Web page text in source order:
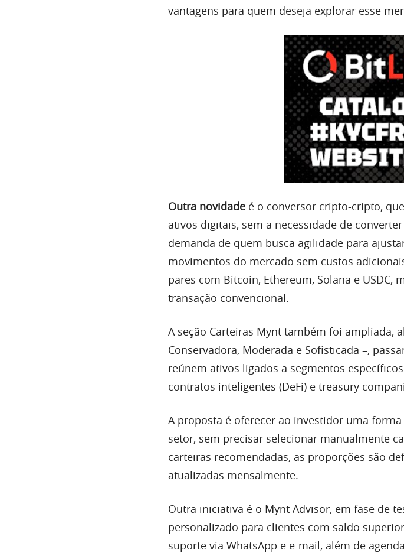
vantagens para quem deseja explorar esse
Outra novidade é o conversor cripto-cripto,
ativos digitais, sem a necessidade de
demanda de quem busca agilidade para
movimentos do mercado sem custos
pares com Bitcoin, Ethereum, Solana e USDC,
transação convencional.
A seção Carteiras Mynt também foi ampliada,
Conservadora, Moderada e Sofisticada –,
reúnem ativos ligados a segmentos
contratos inteligentes (DeFi) e treasury
A proposta é oferecer ao investidor uma
setor, sem precisar selecionar manualmente
carteiras recomendadas, as proporções são
atualizadas mensalmente.
Outra iniciativa é o Mynt Advisor, em fase de
personalizado para clientes com saldo
suporte via WhatsApp e e-mail, além de